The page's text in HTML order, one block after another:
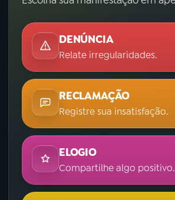
DENÚNCIA
Relate irregularidades.
RECLAMAÇÃO
Registre sua insatisfação.
ELOGIO
Compartilhe algo positivo.